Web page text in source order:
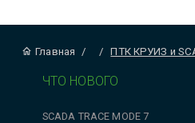
Главная / / ПТК КРУИЗ и
ЧТО НОВОГО
SCADA TRACE MODE 7